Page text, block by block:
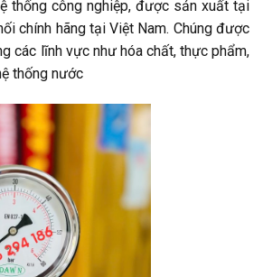
thống công nghiệp, được sản xuất tại
chính hãng tại Việt Nam. Chúng được
các lĩnh vực như hóa chất, thực phẩm,
thống nước